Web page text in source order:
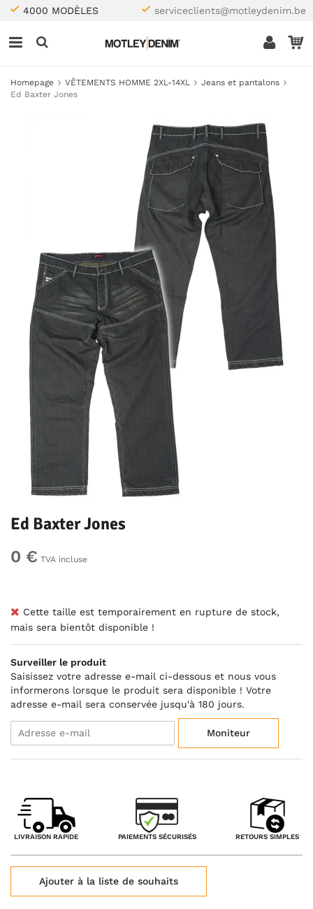
4000 MODÈLES serviceclients@motleydenim.be
Homepage VÊTEMENTS HOMME 2XL-14XL
Jeans et pantalons
Ed Baxter Jones
Ed Baxter Jones
0 € TVA incluse
Cette taille est temporairement en rupture de stock,
mais sera bientôt disponible !
Surveiller le produit
Saisissez votre adresse e-mail ci-dessous et nous vous
informerons lorsque le produit sera disponible ! Votre
adresse e-mail sera conservée jusqu'à 180 jours.
Moniteur
LIVRAISON RAPIDE PAIEMENTS SÉCURISÉS RETOURS SIMPLES
Ajouter à la liste de souhaits